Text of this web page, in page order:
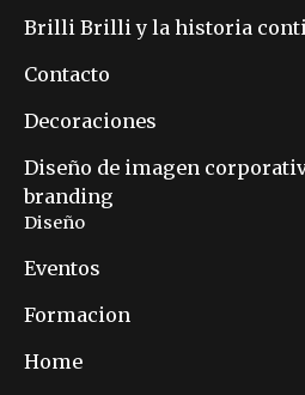
Brilli Brilli y la historia
Contacto
Decoraciones
Diseño de imagen
branding
Diseño
Eventos
Formacion
Home